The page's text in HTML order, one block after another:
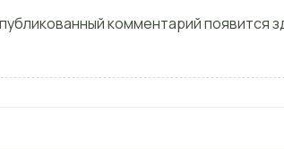
комментарий появится